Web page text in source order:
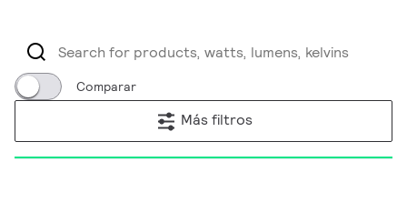
Comparar
Más filtros